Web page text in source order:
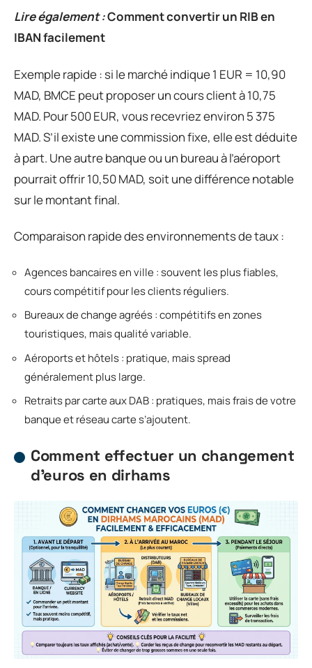
Lire également :Comment convertir un RIB en
IBAN facilement
Exemple rapide : si le marché indique 1 EUR = 10,90
MAD, BMCE peut proposer un cours client à 10,75
MAD. Pour 500 EUR, vous recevriez environ 5 375
MAD. S’il existe une commission fixe, elle est déduite
à part. Une autre banque ou un bureau à l’aéroport
pourrait offrir 10,50 MAD, soit une différence notable
sur le montant final.
Comparaison rapide des environnements de taux :
Agences bancaires en ville : souvent les plus fiables,
cours compétitif pour les clients réguliers.
Bureaux de change agréés : compétitifs en zones
touristiques, mais qualité variable.
Aéroports et hôtels : pratique, mais spread
généralement plus large.
Retraits par carte aux DAB : pratiques, mais frais de votre
banque et réseau carte s’ajoutent.
Comment effectuer un changement
d’euros en dirhams